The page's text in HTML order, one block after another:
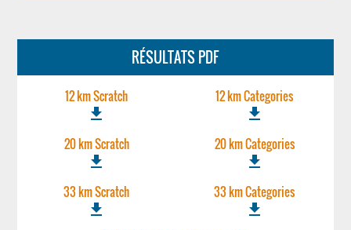
RÉSULTATS PDF
12 km Scratch
file_download
12 km Categories
file_download
20 km Scratch
file_download
20 km Categories
file_download
33 km Scratch
file_download
33 km Categories
file_download